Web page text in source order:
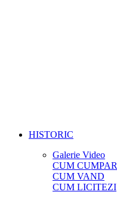
HISTORIC
Galerie Video
CUM CUMPAR
CUM VAND
CUM LICITEZI